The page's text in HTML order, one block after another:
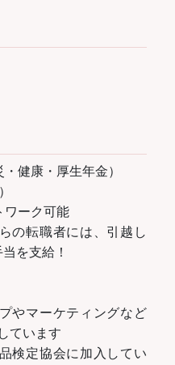
健康・厚生年金）
ワーク可能
の転職者には、引越し
を支給！
やマーケティングなど
ています
検定協会に加入してい